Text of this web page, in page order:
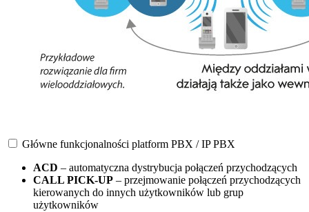
Główne funkcjonalności platform PBX / IP PBX
ACD – automatyczna dystrybucja połączeń przychodzących
CALL PICK-UP – przejmowanie połączeń przychodzących
kierowanych do innych użytkowników lub grup
użytkowników